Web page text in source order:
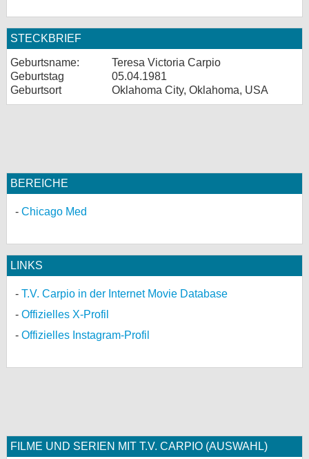
STECKBRIEF
Geburtsname:
Teresa Victoria Carpio
Geburtstag
05.04.1981
Geburtsort
Oklahoma City, Oklahoma, USA
BEREICHE
Chicago Med
LINKS
T.V. Carpio in der Internet Movie Database
Offizielles X-Profil
Offizielles Instagram-Profil
FILME UND SERIEN MIT T.V. CARPIO (AUSWAHL)